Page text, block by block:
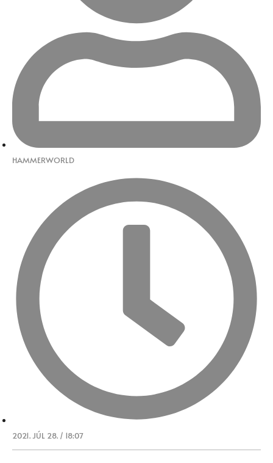
HAMMERWORLD
2021. JÚL 28. / 18:07